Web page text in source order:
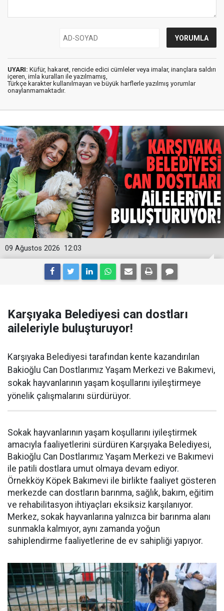
UYARI: Küfür, hakaret, rencide edici cümleler veya imalar, inançlara saldırı
içeren, imla kuralları ile yazılmamış,
Türkçe karakter kullanılmayan ve büyük harflerle yazılmış yorumlar
onaylanmamaktadır.
12:03
09 Ağustos 2026
Karşıyaka Belediyesi can dostları
aileleriyle buluşturuyor!
Karşıyaka Belediyesi tarafından kente kazandırılan
Bakioğlu Can Dostlarımız Yaşam Merkezi ve Bakımevi,
sokak hayvanlarının yaşam koşullarını iyileştirmeye
yönelik çalışmalarını sürdürüyor.
Sokak hayvanlarının yaşam koşullarını iyileştirmek
amacıyla faaliyetlerini sürdüren Karşıyaka Belediyesi,
Bakioğlu Can Dostlarımız Yaşam Merkezi ve Bakımevi
ile patili dostlara umut olmaya devam ediyor.
Örnekköy Köpek Bakımevi ile birlikte faaliyet gösteren
merkezde can dostların barınma, sağlık, bakım, eğitim
ve rehabilitasyon ihtiyaçları eksiksiz karşılanıyor.
Merkez, sokak hayvanlarına yalnızca bir barınma alanı
sunmakla kalmıyor, aynı zamanda yoğun
sahiplendirme faaliyetlerine de ev sahipliği yapıyor.